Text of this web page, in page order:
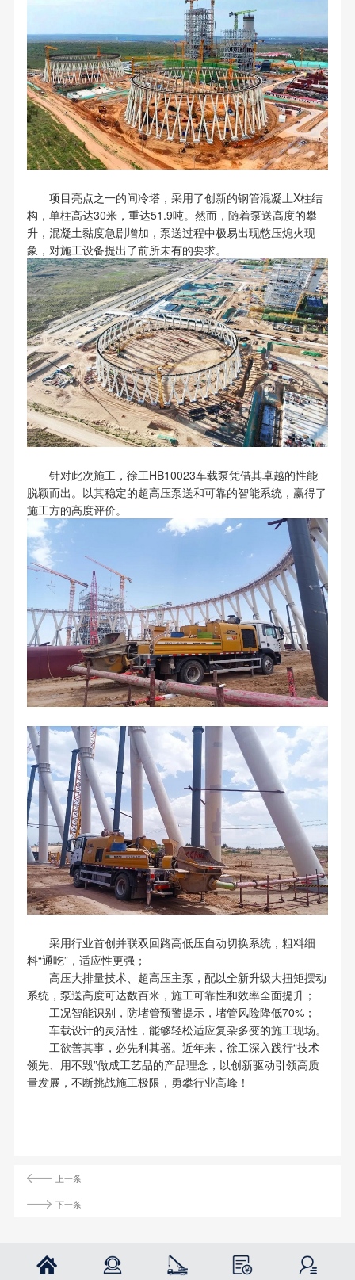
项目亮点之一的间冷塔，采用了创新的钢管混凝土X柱结
构，单柱高达30米，重达51.9吨。然而，随着泵送高度的攀
升，混凝土黏度急剧增加，泵送过程中极易出现憋压熄火现
象，对施工设备提出了前所未有的要求。
针对此次施工，徐工HB10023车载泵凭借其卓越的性能
脱颖而出。以其稳定的超高压泵送和可靠的智能系统，赢得了
施工方的高度评价。
采用行业首创并联双回路高低压自动切换系统，粗料细
料“通吃”，适应性更强；
高压大排量技术、超高压主泵，配以全新升级大扭矩摆动
系统，泵送高度可达数百米，施工可靠性和效率全面提升；
工况智能识别，防堵管预警提示，堵管风险降低70%；
车载设计的灵活性，能够轻松适应复杂多变的施工现场。
工欲善其事，必先利其器。近年来，徐工深入践行“技术
领先、用不毁”做成工艺品的产品理念，以创新驱动引领高质
量发展，不断挑战施工极限，勇攀行业高峰！
上一条
下一条